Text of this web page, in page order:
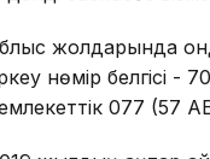
облыс жолдарында
нөмір белгісі
077 (57